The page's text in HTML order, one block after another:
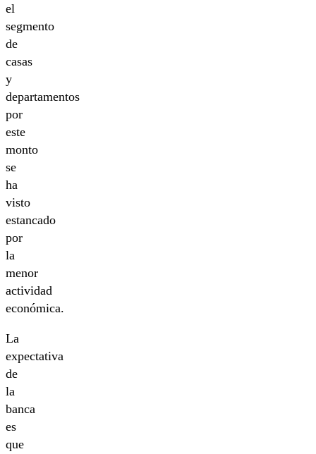
el
segmento
de
casas
y
departamentos
por
este
monto
se
ha
visto
estancado
por
la
menor
actividad
económica.
La
expectativa
de
la
banca
es
que